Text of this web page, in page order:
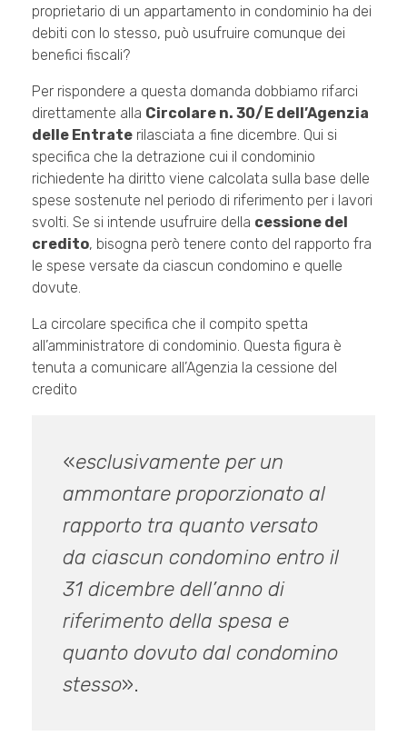
proprietario di un appartamento in condominio ha dei
debiti con lo stesso, può usufruire comunque dei
benefici fiscali?
Per rispondere a questa domanda dobbiamo rifarci
direttamente alla Circolare n. 30/E dell’Agenzia
delle Entrate rilasciata a fine dicembre. Qui si
specifica che la detrazione cui il condominio
richiedente ha diritto viene calcolata sulla base delle
spese sostenute nel periodo di riferimento per i lavori
svolti. Se si intende usufruire della cessione del
credito, bisogna però tenere conto del rapporto fra
le spese versate da ciascun condomino e quelle
dovute.
La circolare specifica che il compito spetta
all’amministratore di condominio. Questa figura è
tenuta a comunicare all’Agenzia la cessione del
credito
«esclusivamente per un
ammontare proporzionato al
rapporto tra quanto versato
da ciascun condomino entro il
31 dicembre dell’anno di
riferimento della spesa e
quanto dovuto dal condomino
stesso».